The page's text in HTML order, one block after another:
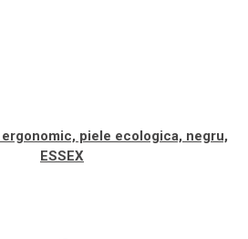
piele ecologica, negru,
ESSEX